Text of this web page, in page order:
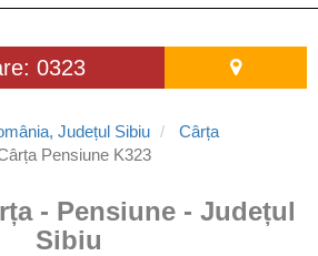
0323
Județul Sibiu
Cârța
Pensiune K323
- Pensiune - Județul
Sibiu